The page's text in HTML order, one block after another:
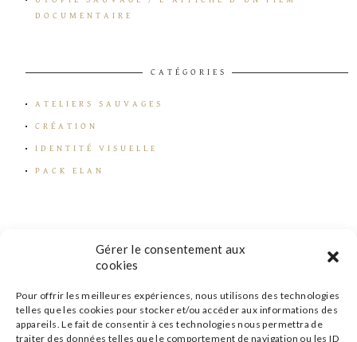
Gérer le consentement aux
cookies
Pour offrir les meilleures expériences, nous utilisons des technologies
telles que les cookies pour stocker et/ou accéder aux informations des
appareils. Le fait de consentir à ces technologies nous permettra de
traiter des données telles que le comportement de navigation ou les ID
DOCUMENTAIRE
CATÉGORIES
ATELIERS SAUVAGES
CRÉATION
IDENTITÉ VISUELLE
PACK ELAN